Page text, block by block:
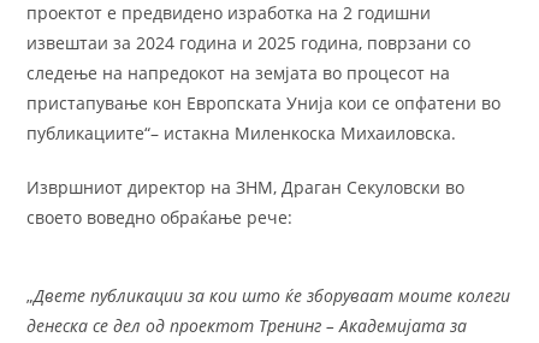
проектот е предвидено изработка на 2 годишни
извештаи за 2024 година и 2025 година, поврзани со
следење на напредокот на земјата во процесот на
пристапување кон Европската Унија кои се опфатени во
публикациите“– истакна Миленкоска Михаиловска.
Извршниот директор на ЗНМ, Драган Секуловски во
своето воведно обраќање рече:
„Двете публикации за кои што ќе зборуваат моите колеги
денеска се дел од проектот Тренинг – Академијата за